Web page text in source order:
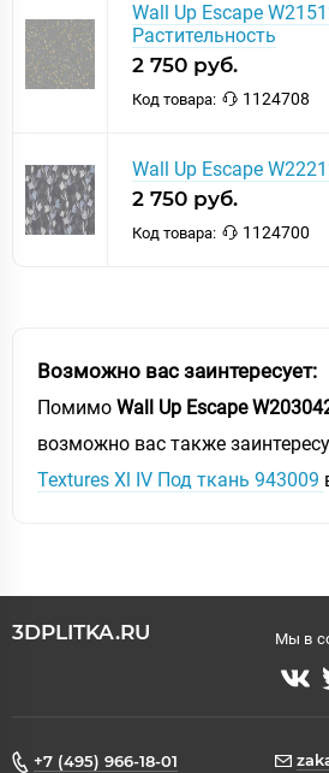
Wall Up Escape
Растительность
2 750 руб.
Код товара: 1124708
Wall Up Escape
2 750 руб.
Код товара: 1124700
Возможно вас заинтересует:
Помимо Wall Up Escape
возможно вас также
Textures Xl IV Под ткань 943009
3DPLITKA.RU Мы в
+7 (495) 966-18-01